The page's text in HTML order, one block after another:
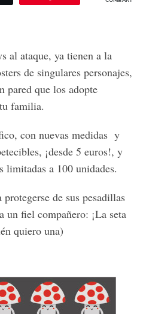
al ataque, ya tienen a la
de singulares personajes,
pared que los adopte
familia.
con nuevas medidas y
¡desde 5 euros!, y
limitadas a 100 unidades.
de sus pesadillas
un fiel compañero: ¡La seta
quiero una)